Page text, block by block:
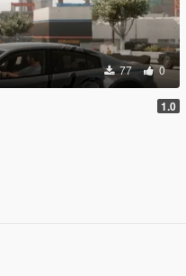
77 0
1.0